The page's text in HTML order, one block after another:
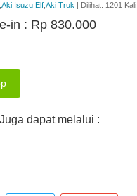
Aki Isuzu Elf Aki Truk | Dilihat: 1201 Kali
in : Rp 830.000
dapat melalui :